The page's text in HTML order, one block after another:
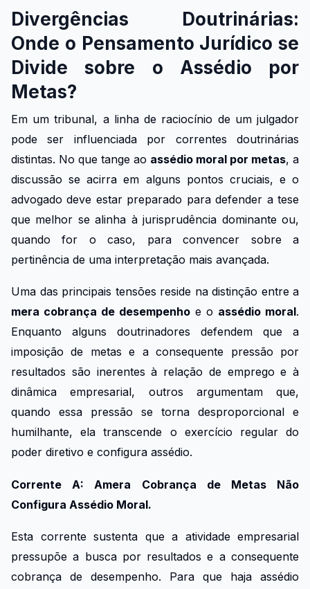
Divergências Doutrinárias:
Onde o Pensamento Jurídico se
Divide sobre o Assédio por
Metas?
Em um tribunal, a linha de raciocínio de um julgador
pode ser influenciada por correntes doutrinárias
distintas. No que tange ao assédio moral por metas, a
discussão se acirra em alguns pontos cruciais, e o
advogado deve estar preparado para defender a tese
que melhor se alinha à jurisprudência dominante ou,
quando for o caso, para convencer sobre a
pertinência de uma interpretação mais avançada.
Uma das principais tensões reside na distinção entre a
mera cobrança de desempenho e o assédio moral.
Enquanto alguns doutrinadores defendem que a
imposição de metas e a consequente pressão por
resultados são inerentes à relação de emprego e à
dinâmica empresarial, outros argumentam que,
quando essa pressão se torna desproporcional e
humilhante, ela transcende o exercício regular do
poder diretivo e configura assédio.
Corrente A: Amera Cobrança de Metas Não
Configura Assédio Moral.
Esta corrente sustenta que a atividade empresarial
pressupõe a busca por resultados e a consequente
cobrança de desempenho. Para que haja assédio